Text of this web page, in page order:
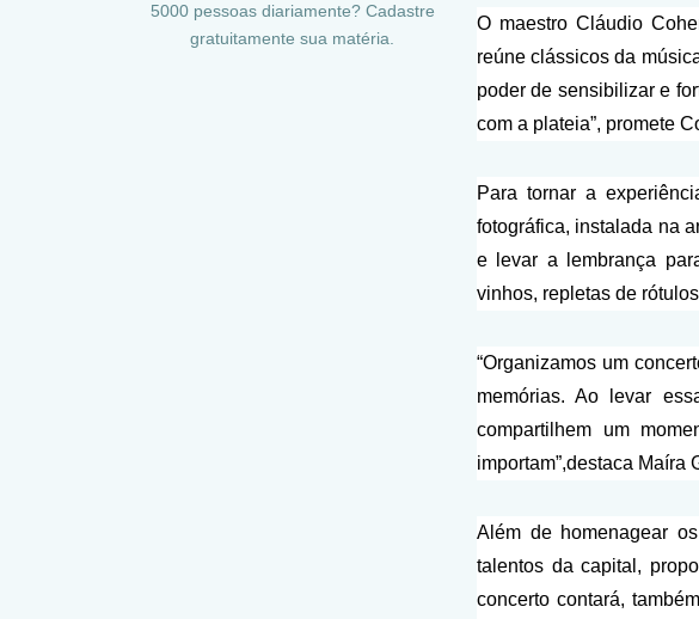
O maestro Cláudio
reúne clássicos da
poder de sensibilizar e
com a plateia”, promete
Para tornar a
fotográfica, instalada na
e levar a lembrança
vinhos, repletas de
“Organizamos um
memórias. Ao levar
compartilhem um
importam”,destaca Maíra
Além de homenagear
talentos da capital,
concerto contará,
5000 pessoas diariamente? Cadastre
gratuitamente sua matéria.